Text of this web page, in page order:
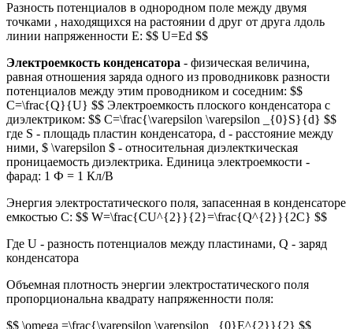
Разность потенциалов в однородном поле между двумя
точками , находящихся на растоянии d друг от друга лдоль
линии напряженности E: $$ U=Ed $$
Электроемкость конденсатора - физическая величина,
равная отношения заряда одного из проводниковк разности
потенциалов между этим проводником и соседним: $$
C=\frac{Q}{U} $$ Электроемкость плоского конденсатора с
диэлектриком: $$ C=\frac{\varepsilon \varepsilon _{0}S}{d} $$
где S - площадь пластин конденсатора, d - расстояние между
ними, $ \varepsilon $ - относительная диэлекткическая
проницаемость диэлектрика. Единица электроемкости -
фарад: 1 Ф = 1 Кл/В
Энергия электростатического поля, запасенная в конденсаторе
емкостью С: $$ W=\frac{CU^{2}}{2}=\frac{Q^{2}}{2C} $$
Где U - разность потенциалов между пластинами, Q - заряд
конденсатора
Объемная плотность энергии электростатического поля
пропорциональна квадрату напряженности поля:
$$ \omega =\frac{\varepsilon \varepsilon _{0}E^{2}}{2} $$